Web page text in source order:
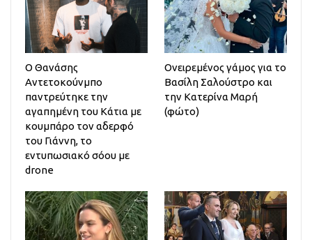
Ο Θανάσης
Αντετοκούνμπο
παντρεύτηκε την
αγαπημένη του Κάτια με
κουμπάρο τον αδερφό
του Γιάννη, το
εντυπωσιακό σόου με
drone
Ονειρεμένος γάμος για το
Βασίλη Σαλούστρο και
την Κατερίνα Μαρή
(φώτο)